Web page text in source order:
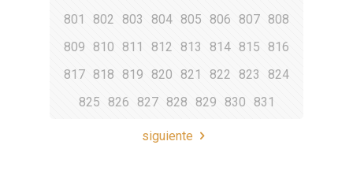
801
802 803 804 805 806 807 808
809
810 811 812 813 814 815
816
817 818 819 820 821 822 823
824
825
826 827 828 829 830 831
siguiente